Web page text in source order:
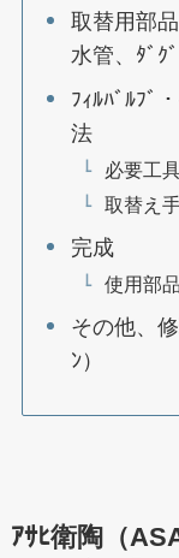
取替用部
水管、ﾀﾞｸ
ﾌｨﾙﾊﾞﾙﾌﾞ
法
必要工
取替え
完成
使用部品
その他、
ﾝ）
ｱｻﾋ衛陶（